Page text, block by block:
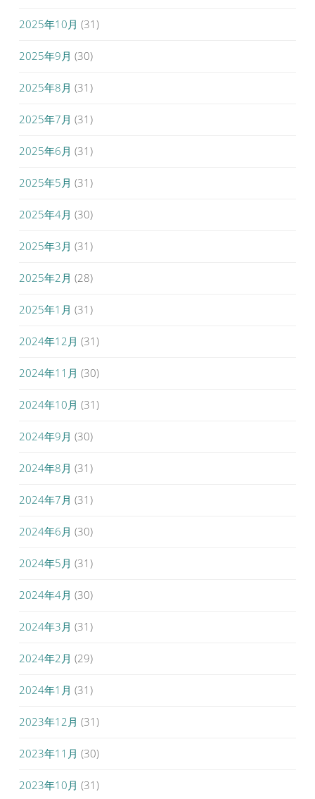
2025年10月 (31)
2025年9月 (30)
2025年8月 (31)
2025年7月 (31)
2025年6月 (31)
2025年5月 (31)
2025年4月 (30)
2025年3月 (31)
2025年2月 (28)
2025年1月 (31)
2024年12月 (31)
2024年11月 (30)
2024年10月 (31)
2024年9月 (30)
2024年8月 (31)
2024年7月 (31)
2024年6月 (30)
2024年5月 (31)
2024年4月 (30)
2024年3月 (31)
2024年2月 (29)
2024年1月 (31)
2023年12月 (31)
2023年11月 (30)
2023年10月 (31)